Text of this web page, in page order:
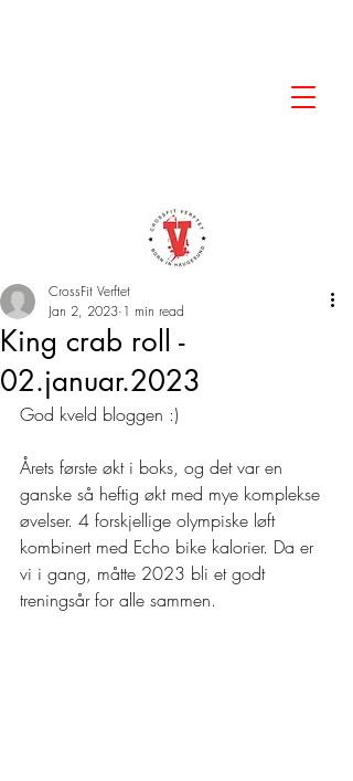
King crab roll -
02.januar.2023
CrossFit Verftet
Jan 2, 2023 1 min read
God kveld bloggen :)
Årets første økt i boks, og det var en
ganske så heftig økt med mye komplekse
øvelser. 4 forskjellige olympiske løft
kombinert med Echo bike kalorier. Da er
vi i gang, måtte 2023 bli et godt
treningsår for alle sammen.